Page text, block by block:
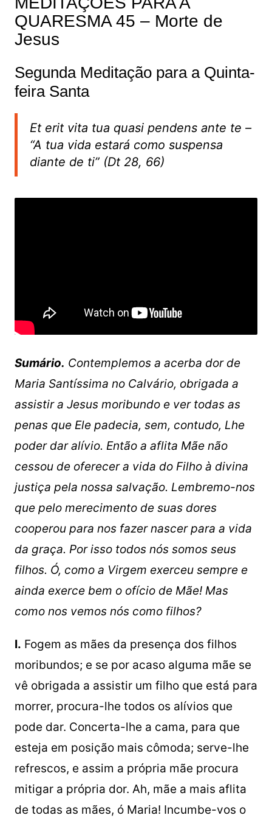
QUARESMA 45 – Morte de
Jesus
Segunda Meditação para a Quinta-
feira Santa
Et erit vita tua quasi pendens ante te –
“A tua vida estará como suspensa
diante de ti” (Dt 28, 66)
Sumário. Contemplemos a acerba dor de
Maria Santíssima no Calvário, obrigada a
assistir a Jesus moribundo e ver todas as
penas que Ele padecia, sem, contudo, Lhe
poder dar alívio. Então a aflita Mãe não
cessou de oferecer a vida do Filho à divina
justiça pela nossa salvação. Lembremo-nos
que pelo merecimento de suas dores
cooperou para nos fazer nascer para a vida
da graça. Por isso todos nós somos seus
filhos. Ó, como a Virgem exerceu sempre e
ainda exerce bem o ofício de Mãe! Mas
como nos vemos nós como filhos?
I. Fogem as mães da presença dos filhos
moribundos; e se por acaso alguma mãe se
vê obrigada a assistir um filho que está para
morrer, procura-lhe todos os alívios que
pode dar. Concerta-lhe a cama, para que
esteja em posição mais cômoda; serve-lhe
refrescos, e assim a própria mãe procura
mitigar a própria dor. Ah, mãe a mais aflita
de todas as mães, ó Maria! Incumbe-vos o